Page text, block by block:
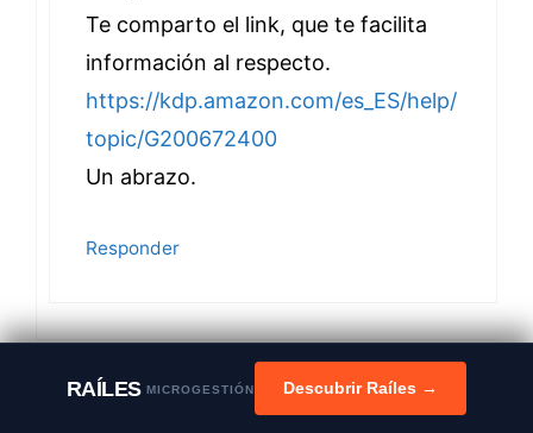
Te comparto el link, que te facilita
información al respecto.
https://kdp.amazon.com/es_ES/help/
topic/G200672400
Un abrazo.
Responder
MGC0109
RAÍLESMICROGESTIÓN Descubrir Raíles →